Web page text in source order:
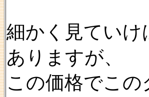
細かく見てい
ありますが、
この価格でこ